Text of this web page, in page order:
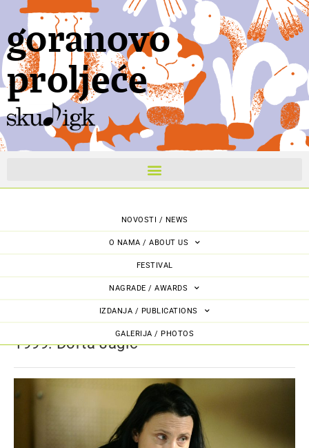
goranovo
proljeće
NOVOSTI / NEWS
O NAMA / ABOUT US
FESTIVAL
NAGRADE / AWARDS
IZDANJA / PUBLICATIONS
GALERIJA / PHOTOS
1999: Dorta Jagić